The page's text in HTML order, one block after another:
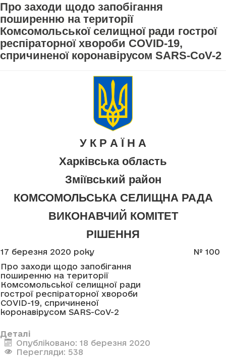
Про заходи щодо запобігання
поширенню на території
Комсомольської селищної ради гострої
респіраторної хвороби COVID-19,
спричиненої коронавірусом SARS-CoV-2
У К Р А Ї Н А
Харківська область
Зміївський район
КОМСОМОЛЬСЬКА СЕЛИЩНА РАДА
ВИКОНАВЧИЙ КОМІТЕТ
РІШЕННЯ
17 березня 2020 року № 100
Про заходи щодо запобігання
поширенню на території
Комсомольської селищної ради
гострої респіраторної хвороби
COVID-19, спричиненої
коронавірусом SARS-CoV-2
Деталі
Опубліковано: 18 березня 2020
Перегляди: 538